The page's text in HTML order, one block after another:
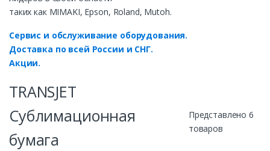
таких как MIMAKI, Epson, Roland, Mutoh.
Сервис и обслуживание оборудования.
Доставка по всей России и СНГ.
Акции.
TRANSJET
Cублимационная
бумага
Представлено 6
товаров